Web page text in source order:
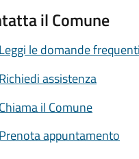
il Comune
le domande frequenti
assistenza
il Comune
appuntamento